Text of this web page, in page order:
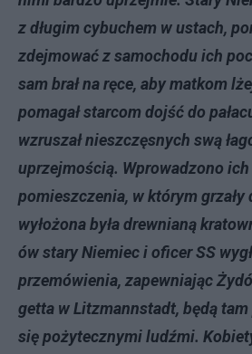
z długim cybuchem w ustach,
zdejmować z samochodu ich
sam brał na ręce, aby matkom
pomagał starcom dojść do
wzruszał nieszczęsnych swą
uprzejmością. Wprowadzono ich
pomieszczenia, w którym grzały
wyłożona była drewnianą
ów stary Niemiec i oficer SS
przemówienia, zapewniając
getta w Litzmannstadt, będą
się pożytecznymi ludźmi.